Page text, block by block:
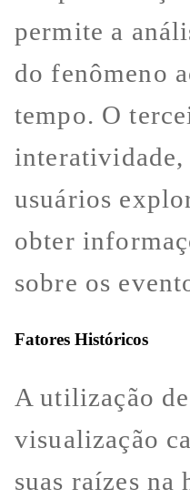
permite a
do fenômeno
tempo. O
interatividade,
usuários
obter
sobre os
Fatores Históricos
A utilização
visualização
suas raízes na